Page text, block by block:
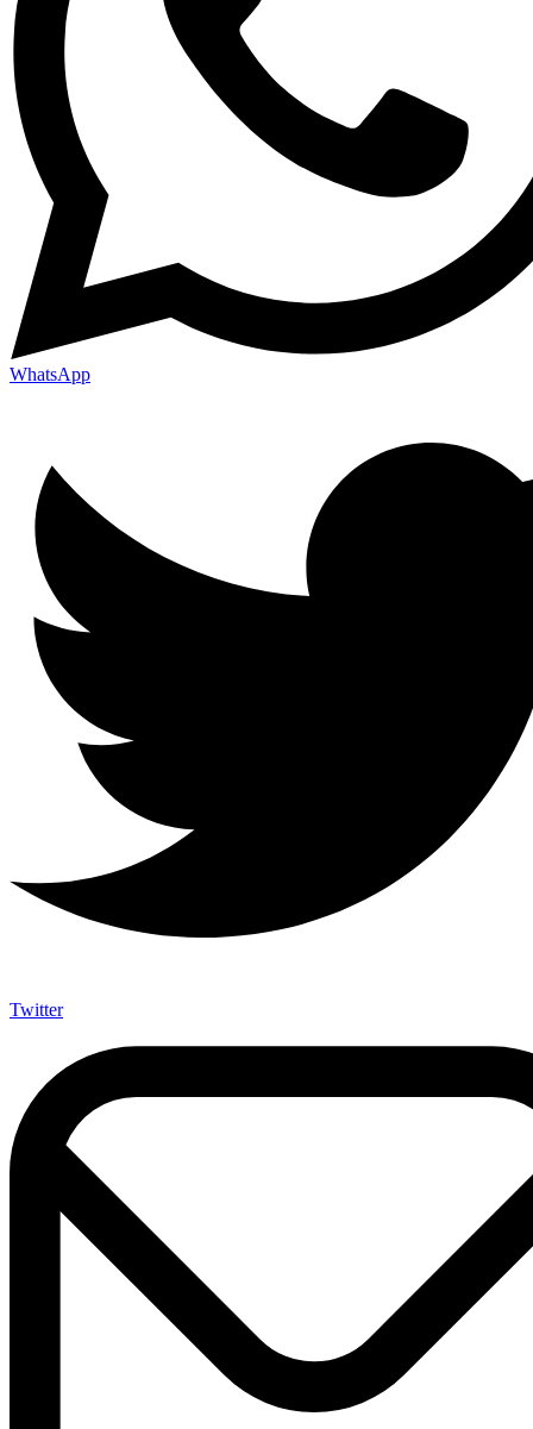
WhatsApp
Twitter